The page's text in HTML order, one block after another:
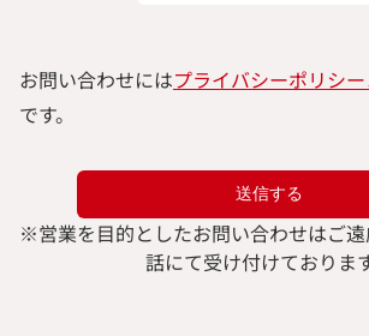
お問い合わせにはプライバシーポリシ
です。
※営業を目的としたお問い合わせはご遠
話にて受け付けております